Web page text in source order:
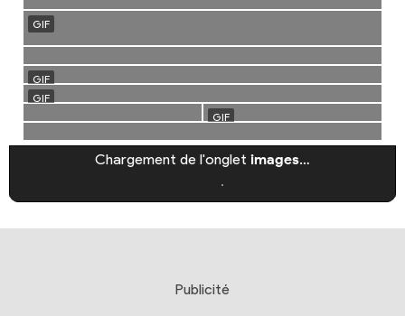
Chargement de l'onglet images…
Publicité